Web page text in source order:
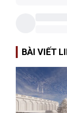
BÀI VIẾT